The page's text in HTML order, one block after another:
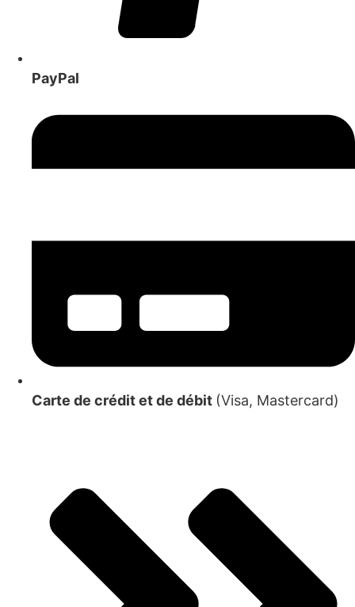
PayPal
Carte de crédit et de débit (Visa, Mastercard)